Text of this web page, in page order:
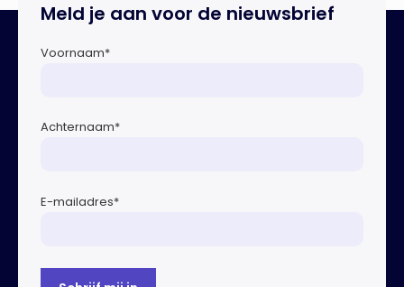
noodaggregaten.Begin dit jaar vond […]
Meld je aan voor de nieuwsbrief
Voornaam*
Achternaam*
E-mailadres*